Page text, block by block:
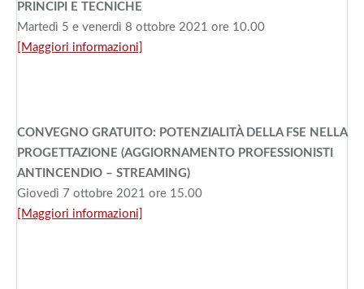
PRINCIPI E TECNICHE
Martedì 5 e venerdì 8 ottobre 2021 ore 10.00
[Maggiori informazioni]
CONVEGNO GRATUITO: POTENZIALITÀ DELLA FSE NELLA
PROGETTAZIONE (AGGIORNAMENTO PROFESSIONISTI
ANTINCENDIO – STREAMING)
Giovedì 7 ottobre 2021 ore 15.00
[Maggiori informazioni]